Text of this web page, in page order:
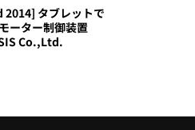
タブレットで
ーター制御装置
Co.,Ltd.